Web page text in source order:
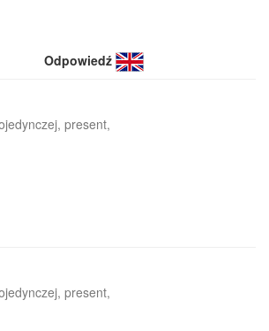
Odpowiedź
present,
present,